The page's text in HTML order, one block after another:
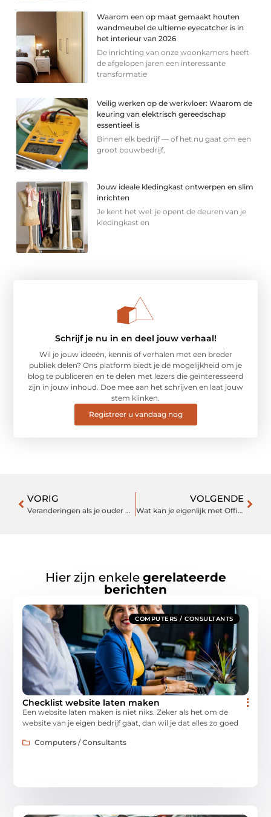
Waarom een op maat gemaakt houten
wandmeubel de ultieme eyecatcher is in
het interieur van 2026
De inrichting van onze woonkamers heeft
de afgelopen jaren een interessante
transformatie
Veilig werken op de werkvloer: Waarom de
keuring van elektrisch gereedschap
essentieel is
Binnen elk bedrijf — of het nu gaat om een
groot bouwbedrijf,
Jouw ideale kledingkast ontwerpen en slim
inrichten
Je kent het wel: je opent de deuren van je
kledingkast en
Schrijf je nu in en deel jouw verhaal!
Wil je jouw ideeën, kennis of verhalen met een breder
publiek delen? Ons platform biedt je de mogelijkheid om je
blog te publiceren en te delen met lezers die geïnteresseerd
zijn in jouw inhoud. Doe mee aan het schrijven en laat jouw
stem klinken.
Registreer u vandaag nog
VORIG
Veranderingen als je ouder word
VOLGENDE
Wat kan je eigenlijk met Office 2016?
Hier zijn enkele gerelateerde
berichten
COMPUTERS / CONSULTANTS
Checklist website laten maken
Een website laten maken is niet niks. Zeker als het om de
website van je eigen bedrijf gaat, dan wil je dat alles zo goed
Computers / Consultants